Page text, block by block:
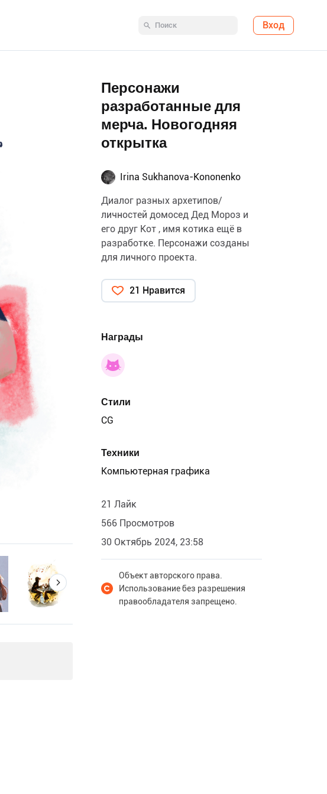
Вход
Персонажи
разработанные для
мерча. Новогодняя
открытка
Irina Sukhanova-Kononenko
Диалог разных архетипов/
личностей домосед Дед Мороз и
его друг Кот , имя котика ещё в
разработке. Персонажи созданы
для личного проекта.
21 Нравится
Награды
Стили
CG
Техники
Компьютерная графика
21 Лайк
566 Просмотров
30 Октябрь 2024, 23:58
Объект авторского права.
Использование без разрешения
правообладателя запрещено.